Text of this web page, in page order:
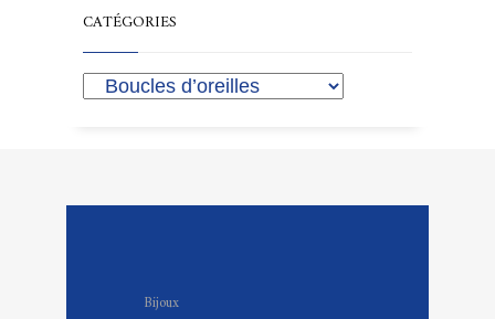
CATÉGORIES
Bijoux